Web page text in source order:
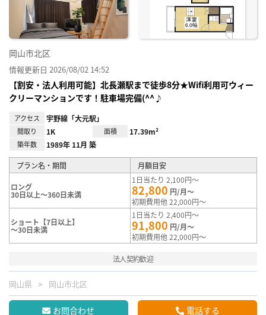
岡山市北区
情報更新日 2026/08/02 14:52
【割安・法人利用可能】北長瀬駅まで徒歩8分★Wifi利用可ウィー
クリーマンションです！駐車場完備(^^♪
アクセス 宇野線「大元駅」
間取り 1K 面積 17.39m²
築年数 1989年 11月 築
プラン名・期間 月額目安
ロング
30日以上～360日未満
1日当たり 2,100円～
82,800 円/月～
初期費用他 22,000円～
ショート【7日以上】
～30日未満
1日当たり 2,400円～
91,800 円/月～
初期費用他 22,000円～
法人契約歓迎
岡山県 岡山市北区
お問合わせ 電話する